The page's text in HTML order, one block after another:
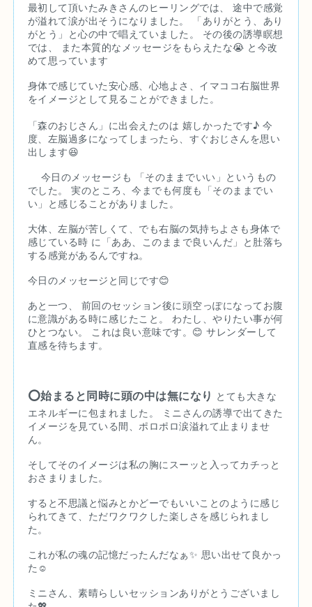
最初して頂いたみきさんのヒーリングでは、 途中で感覚
が溢れて涙が出そうになりました。 「ありがとう、あり
がとう」と心の中で唱えていました。 その後の誘導瞑想
では、 また本質的なメッセージをもらえたな😭 と今改
めて思っています
身体で感じていた安心感、心地よさ、イマココ右脳世界
をイメージとして見ることができました。
「森のおじさん」に出会えたのは 嬉しかったです♪ 今
度、左脳過多になってしまったら、すぐおじさんを思い
出します😆
今日のメッセージも 「そのままでいい」というもの
でした。 実のところ、今までも何度も「そのままでい
い」と感じることがありました。
大体、左脳が苦しくて、でも右脳の気持ちよさも身体で
感じている時 に「ああ、このままで良いんだ」と肚落ち
する感覚があるんですね。
今日のメッセージと同じです😊
あと一つ、 前回のセッション後に頭空っぽになってお腹
に意識がある時に感じたこと。 わたし、やりたい事が何
ひとつない。 これは良い意味です。😊 サレンダーして
直感を待ちます。
⭕️始まると同時に頭の中は無になり とても大きな
エネルギーに包まれました。 ミニさんの誘導で出てきた
イメージを見ている間、ポロポロ涙溢れて止まりませ
ん。
そしてそのイメージは私の胸にスーッと入ってカチっと
おさまりました。
すると不思議と悩みとかどーでもいいことのように感じ
られてきて、ただワクワクした楽しさを感じられまし
た。
これが私の魂の記憶だったんだなぁ✨ 思い出せて良かっ
た☺️
ミニさん、素晴らしいセッションありがとうございまし